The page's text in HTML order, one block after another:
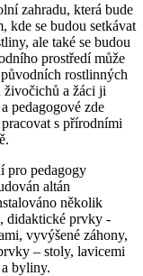
zahradu, která bude
kde se budou setkávat
ale také se budou
prostředí může
rostlinných
a žáci ji
pedagogové zde
s přírodními
pro pedagogy
altán
několik
didaktické prvky -
vyvýšené záhony,
– stoly, lavicemi
byliny.